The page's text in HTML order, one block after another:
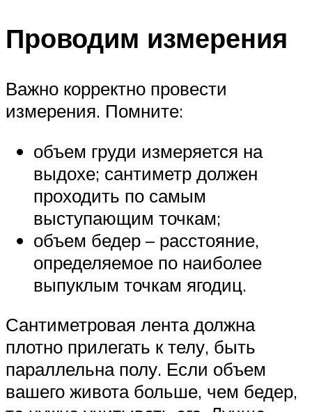
Проводим измерения
Важно корректно провести
измерения. Помните:
объем груди измеряется на
выдохе; сантиметр должен
проходить по самым
выступающим точкам;
объем бедер – расстояние,
определяемое по наиболее
выпуклым точкам ягодиц.
Сантиметровая лента должна
плотно прилегать к телу, быть
параллельна полу. Если объем
вашего живота больше, чем бедер,